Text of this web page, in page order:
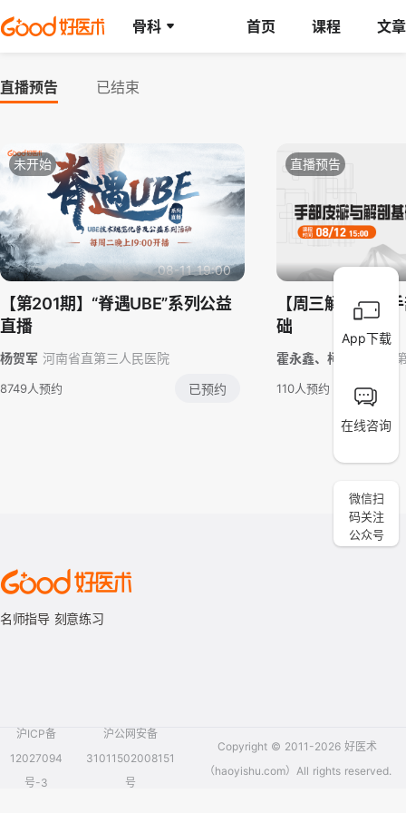
骨科 首页 课程 文章
直播预告 已结束
未开始
08-11 19:00
【第201期】“脊遇UBE”系列公益
直播
杨贺军 河南省直第三人民医院
8749人预约 已预约
直播预告
【周三解剖课】
础
霍永鑫、柯嵩 唐山市
110人预约
App下载
在线咨询
微信扫
码关注
公众号
名师指导 刻意练习
沪ICP备
12027094
号-3
沪公网安备
31011502008151
号
Copyright © 2011-2026 好医术
（haoyishu.com）All rights reserved.